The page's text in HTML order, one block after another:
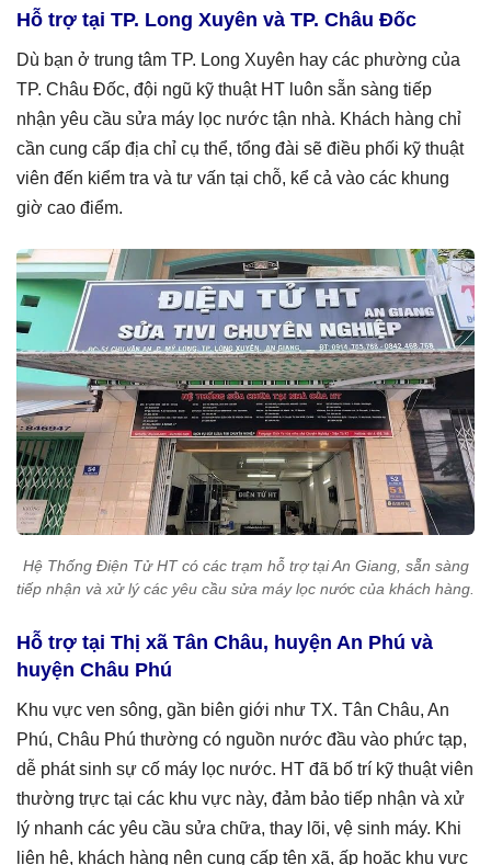
Hỗ trợ tại TP. Long Xuyên và TP. Châu Đốc
Dù bạn ở trung tâm TP. Long Xuyên hay các phường của
TP. Châu Đốc, đội ngũ kỹ thuật HT luôn sẵn sàng tiếp
nhận yêu cầu sửa máy lọc nước tận nhà. Khách hàng chỉ
cần cung cấp địa chỉ cụ thể, tổng đài sẽ điều phối kỹ thuật
viên đến kiểm tra và tư vấn tại chỗ, kể cả vào các khung
giờ cao điểm.
Hệ Thống Điện Tử HT có các trạm hỗ trợ tại An Giang, sẵn sàng
tiếp nhận và xử lý các yêu cầu sửa máy lọc nước của khách hàng.
Hỗ trợ tại Thị xã Tân Châu, huyện An Phú và
huyện Châu Phú
Khu vực ven sông, gần biên giới như TX. Tân Châu, An
Phú, Châu Phú thường có nguồn nước đầu vào phức tạp,
dễ phát sinh sự cố máy lọc nước. HT đã bố trí kỹ thuật viên
thường trực tại các khu vực này, đảm bảo tiếp nhận và xử
lý nhanh các yêu cầu sửa chữa, thay lõi, vệ sinh máy. Khi
liên hệ, khách hàng nên cung cấp tên xã, ấp hoặc khu vực